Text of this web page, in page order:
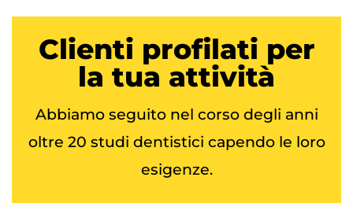
Clienti profilati per
la tua attività
Abbiamo seguito nel corso degli anni
oltre 20 studi dentistici capendo le loro
esigenze.